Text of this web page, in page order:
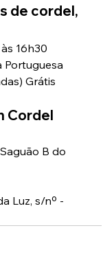
de cordel,
16h30
Portuguesa
Grátis
Cordel
B do
Luz, s/nº -